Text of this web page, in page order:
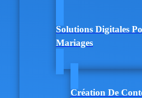
Solutions Digitales
Mariages
Création De